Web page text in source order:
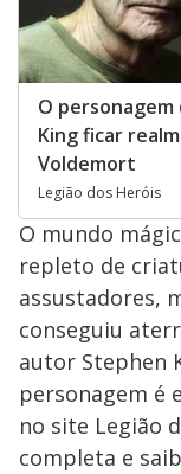
O
King ficar
Voldemort
Legião dos Heróis
O mundo
repleto de
assustadores,
conseguiu
autor Stephen
personagem é
no site Legião
completa e